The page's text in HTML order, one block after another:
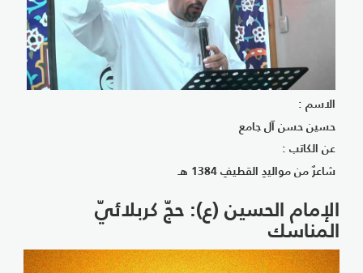
الاسم :
حسين حسن آل جامع
عن الكاتب :
شاعرٌ من مواليدِ القطيفِ 1384 هـ
الإمام الحسين (ع): حجّ كربلائيّ
المناسك